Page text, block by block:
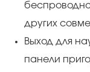
других
Выход для
панели